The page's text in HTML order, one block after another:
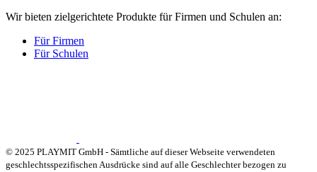
Wir bieten zielgerichtete Produkte für Firmen und Schulen an:
Für Firmen
Für Schulen
© 2025 PLAYMIT GmbH - Sämtliche auf dieser Webseite verwendeten
geschlechtsspezifischen Ausdrücke sind auf alle Geschlechter bezogen zu